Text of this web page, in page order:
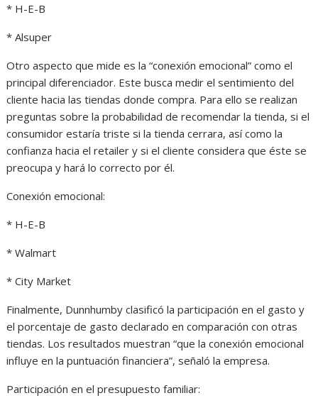
* H-E-B
* Alsuper
Otro aspecto que mide es la “conexión emocional” como el
principal diferenciador. Este busca medir el sentimiento del
cliente hacia las tiendas donde compra. Para ello se realizan
preguntas sobre la probabilidad de recomendar la tienda, si el
consumidor estaría triste si la tienda cerrara, así como la
confianza hacia el retailer y si el cliente considera que éste se
preocupa y hará lo correcto por él.
Conexión emocional:
* H-E-B
* Walmart
* City Market
Finalmente, Dunnhumby clasificó la participación en el gasto y
el porcentaje de gasto declarado en comparación con otras
tiendas. Los resultados muestran “que la conexión emocional
influye en la puntuación financiera”, señaló la empresa.
Participación en el presupuesto familiar: